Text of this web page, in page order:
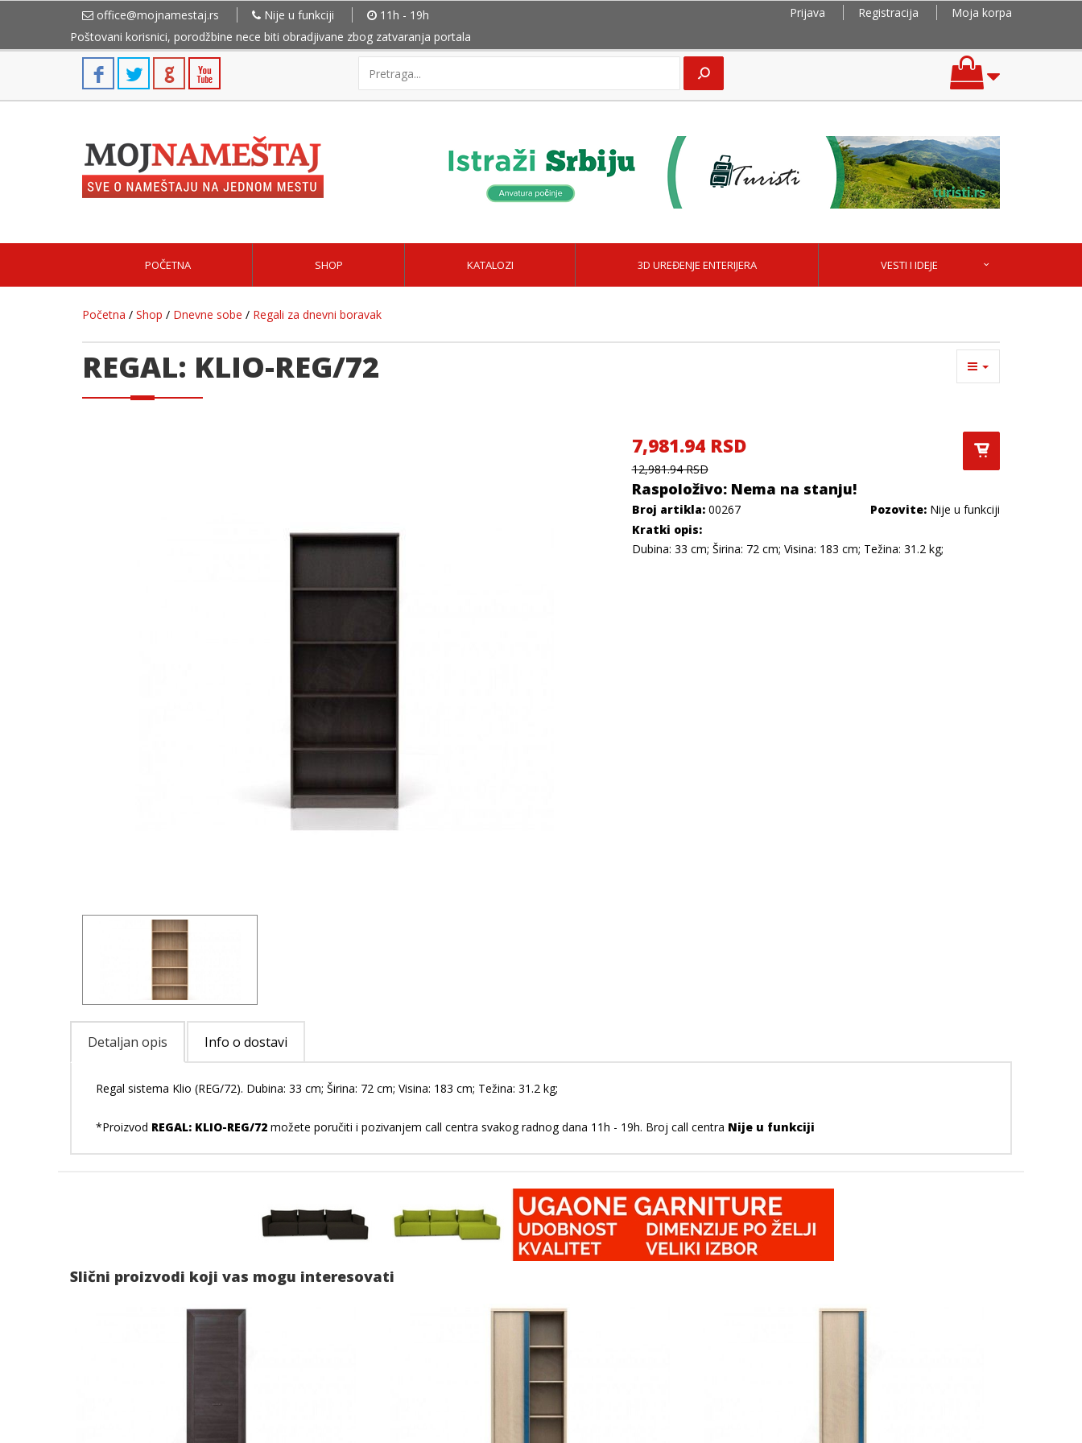
office@mojnamestaj.rs Nije u funkciji 11h - 19h Prijava Registracija
Moja korpa
Poštovani korisnici, porodžbine nece biti obradjivane zbog zatvaranja portala
POČETNA SHOP KATALOZI 3D UREĐENJE ENTERIJERA VESTI I IDEJE
Početna / Shop / Dnevne sobe / Regali za dnevni boravak
REGAL: KLIO-REG/72
7,981.94 RSD
12,981.94 RSD
Raspoloživo: Nema na stanju!
Broj artikla:00267 Pozovite: Nije u funkciji
Kratki opis:
Dubina: 33 cm; Širina: 72 cm; Visina: 183 cm; Težina: 31.2 kg;
Detaljan opis Info o dostavi
Regal sistema Klio (REG/72). Dubina: 33 cm; Širina: 72 cm; Visina: 183 cm; Težina: 31.2 kg;
*Proizvod REGAL: KLIO-REG/72 možete poručiti i pozivanjem call centra svakog radnog dana 11h - 19h. Broj call centra Nije u funkciji
Slični proizvodi koji vas mogu interesovati